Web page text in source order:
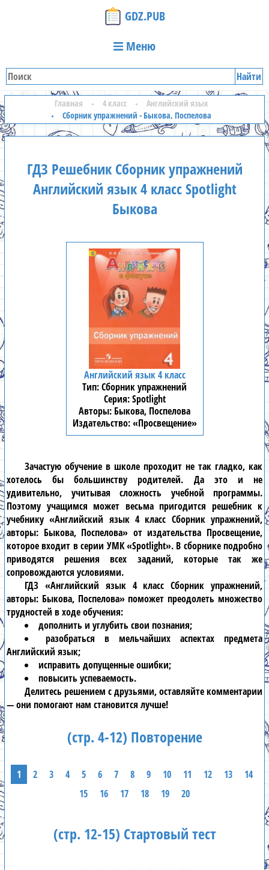
GDZ.PUB
Меню
Найти
Главная 4 класс
Английский язык
Сборник упражнений - Быкова, Поспелова
ГДЗ Решебник Сборник упражнений
Английский язык 4 класс Spotlight
Быкова
Английский язык 4 класс
Сборник упражнений
Spotlight
Быкова, Поспелова
«Просвещение»
Зачастую обучение в школе проходит не так гладко, как
хотелось бы большинству родителей. Да это и не
удивительно, учитывая сложность учебной программы.
Поэтому учащимся может весьма пригодится решебник к
учебнику «Английский язык 4 класс Сборник упражнений,
авторы: Быкова, Поспелова» от издательства Просвещение,
которое входит в серии УМК «Spotlight». В сборнике подробно
приводятся решения всех заданий, которые так же
сопровождаются условиями.
ГДЗ «Английский язык 4 класс Сборник упражнений,
авторы: Быкова, Поспелова» поможет преодолеть множество
трудностей в ходе обучения:
дополнить и углубить свои познания;
разобраться в мельчайших аспектах предмета
Английский язык;
исправить допущенные ошибки;
повысить успеваемость.
Делитесь решением с друзьями, оставляйте комментарии
— они помогают нам становится лучше!
(стр. 4-12) Повторение
1 2 3 4 5 6 7 8 9 10 11 12 13
14
15
16 17 18 19 20
(стр. 12-15) Стартовый тест